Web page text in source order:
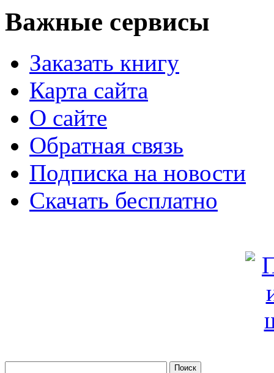
Важные сервисы
Заказать книгу
Карта сайта
О сайте
Обратная связь
Подписка на новости
Скачать бесплатно